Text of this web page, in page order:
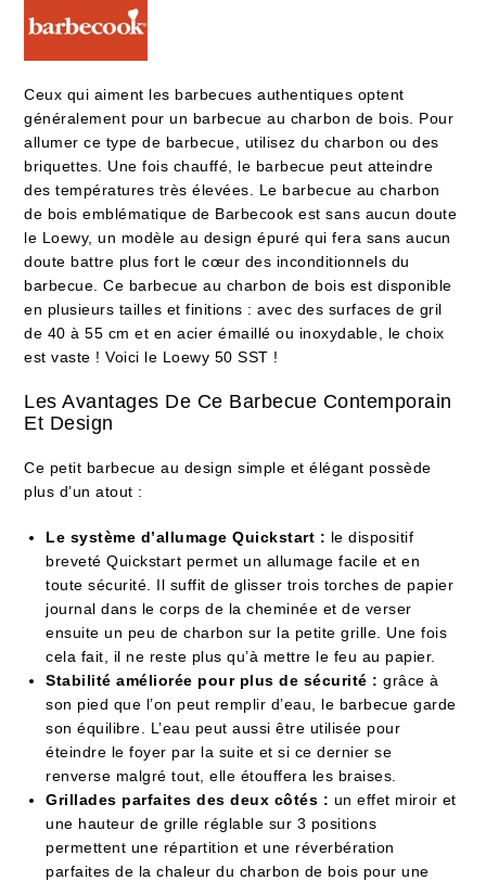
Ceux qui aiment les barbecues authentiques optent
généralement pour un barbecue au charbon de bois. Pour
allumer ce type de barbecue, utilisez du charbon ou des
briquettes. Une fois chauffé, le barbecue peut atteindre
des températures très élevées. Le barbecue au charbon
de bois emblématique de Barbecook est sans aucun doute
le Loewy, un modèle au design épuré qui fera sans aucun
doute battre plus fort le cœur des inconditionnels du
barbecue. Ce barbecue au charbon de bois est disponible
en plusieurs tailles et finitions : avec des surfaces de gril
de 40 à 55 cm et en acier émaillé ou inoxydable, le choix
est vaste ! Voici le Loewy 50 SST !
Les Avantages De Ce Barbecue Contemporain
Et Design
Ce petit barbecue au design simple et élégant possède
plus d’un atout :
Le système d’allumage Quickstart : le dispositif
breveté Quickstart permet un allumage facile et en
toute sécurité. Il suffit de glisser trois torches de papier
journal dans le corps de la cheminée et de verser
ensuite un peu de charbon sur la petite grille. Une fois
cela fait, il ne reste plus qu’à mettre le feu au papier.
Stabilité améliorée pour plus de sécurité : grâce à
son pied que l’on peut remplir d’eau, le barbecue garde
son équilibre. L’eau peut aussi être utilisée pour
éteindre le foyer par la suite et si ce dernier se
renverse malgré tout, elle étouffera les braises.
Grillades parfaites des deux côtés : un effet miroir et
une hauteur de grille réglable sur 3 positions
permettent une répartition et une réverbération
parfaites de la chaleur du charbon de bois pour une